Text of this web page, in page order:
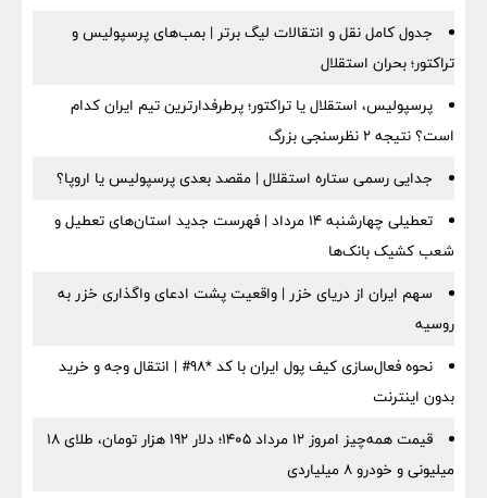
جدول کامل نقل و انتقالات لیگ برتر | بمب‌های پرسپولیس و
تراکتور؛ بحران استقلال
پرسپولیس، استقلال یا تراکتور؛ پرطرفدارترین تیم ایران کدام
است؟ نتیجه ۲ نظرسنجی بزرگ
جدایی رسمی ستاره استقلال | مقصد بعدی پرسپولیس یا اروپا؟
تعطیلی چهارشنبه ۱۴ مرداد | فهرست جدید استان‌های تعطیل و
شعب کشیک بانک‌ها
سهم ایران از دریای خزر | واقعیت پشت ادعای واگذاری خزر به
روسیه
نحوه فعال‌سازی کیف پول ایران با کد *98# | انتقال وجه و خرید
بدون اینترنت
قیمت همه‌چیز امروز ۱۲ مرداد ۱۴۰۵؛ دلار ۱۹۲ هزار تومان، طلای ۱۸
میلیونی و خودرو ۸ میلیاردی